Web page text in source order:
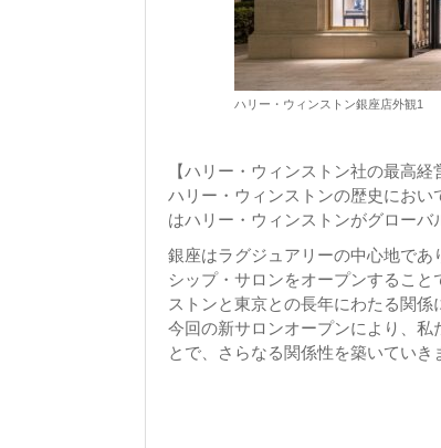
ハリー・ウィンストン銀座店外観1
【ハリー・ウィンストン社の最高
ハリー・ウィンストンの歴史にお
はハリー・ウィンストンがグローバ
銀座はラグジュアリーの中心地で
シップ・サロンをオープンするこ
ストンと東京との長年にわたる関係
今回の新サロンオープンにより、
とで、さらなる関係性を築いていき